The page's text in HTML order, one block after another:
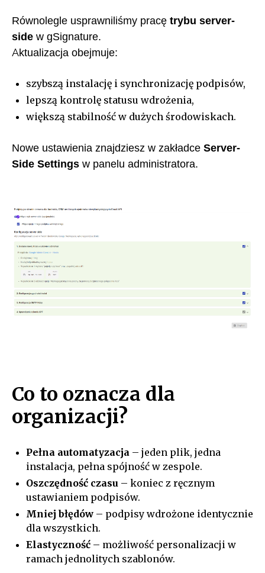
Równolegle usprawniliśmy pracę trybu server-
side w gSignature.
Aktualizacja obejmuje:
szybszą instalację i synchronizację podpisów,
lepszą kontrolę statusu wdrożenia,
większą stabilność w dużych środowiskach.
Nowe ustawienia znajdziesz w zakładce Server-
Side Settings w panelu administratora.
Co to oznacza dla
organizacji?
Pełna automatyzacja – jeden plik, jedna
instalacja, pełna spójność w zespole.
Oszczędność czasu – koniec z ręcznym
ustawianiem podpisów.
Mniej błędów – podpisy wdrożone identycznie
dla wszystkich.
Elastyczność – możliwość personalizacji w
ramach jednolitych szablonów.